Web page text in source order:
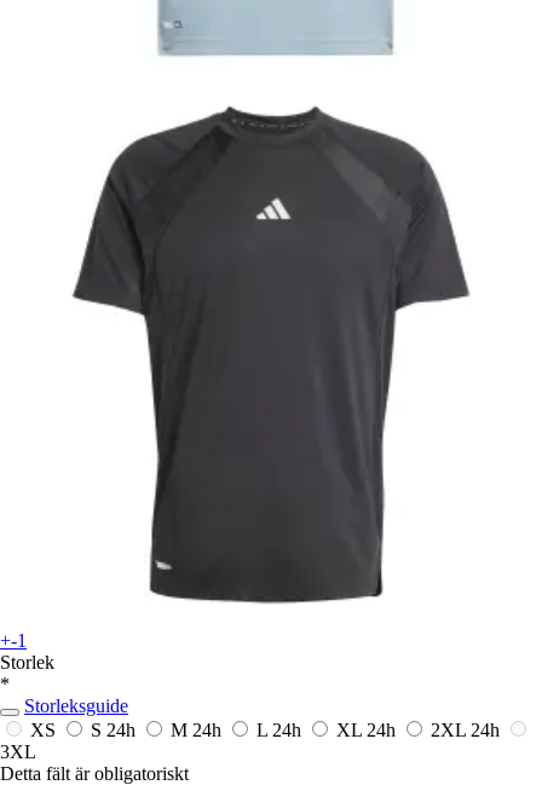
+-1
Storlek
*
Storleksguide
XS
S 24h M 24h L 24h XL 24h 2XL 24h
3XL
Detta fält är obligatoriskt